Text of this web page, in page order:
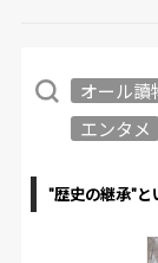
オール讀
エンタメ
"歴史の継承"と